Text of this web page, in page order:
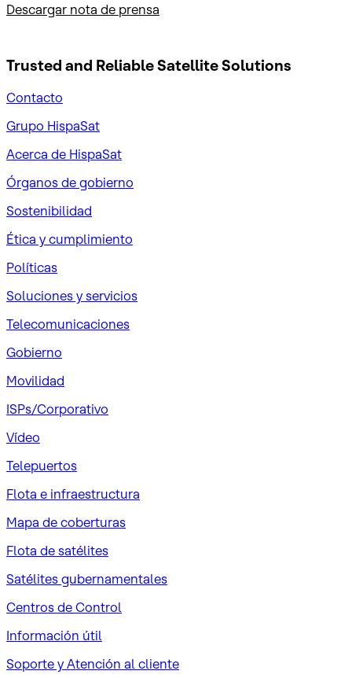
Descargar nota de prensa
Trusted and ReliableSatellite Solutions
Contacto
Grupo HispaSat
Acerca de HispaSat
Órganos de gobierno
Sostenibilidad
Ética y cumplimiento
Políticas
Soluciones y servicios
Telecomunicaciones
Gobierno
Movilidad
ISPs/Corporativo
Vídeo
Telepuertos
Flota e infraestructura
Mapa de coberturas
Flota de satélites
Satélites gubernamentales
Centros de Control
Información útil
Soporte y Atención al cliente